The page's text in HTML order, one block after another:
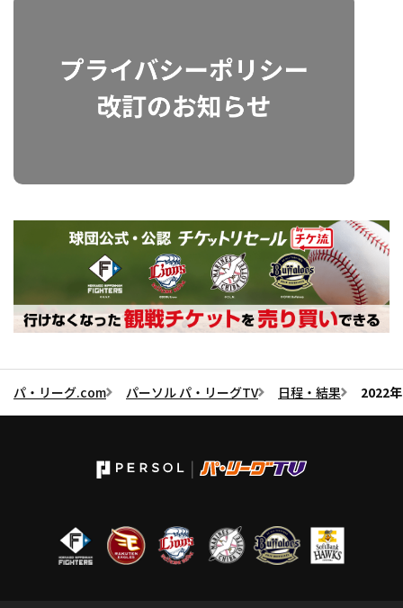
パ・リーグ.com パーソル パ・リーグTV 日程・結果 2022